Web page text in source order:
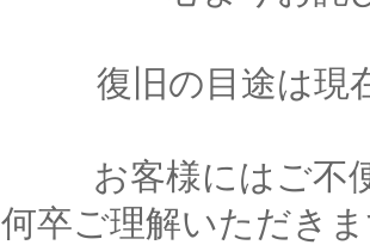
復旧の目途は現
お客様にはご不
何卒ご理解いただき